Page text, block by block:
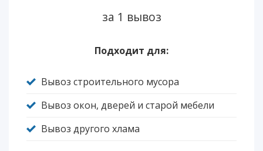
за 1 вывоз
Подходит для:
Вывоз строительного мусора
Вывоз окон, дверей и старой мебели
Вывоз другого хлама